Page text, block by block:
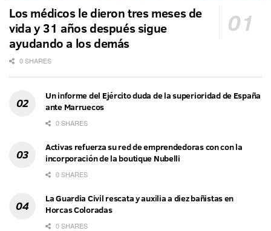
Los médicos le dieron tres meses de
vida y 31 años después sigue
ayudando a los demás
0 SHARES
Un informe del Ejército duda de la superioridad de España
ante Marruecos
0 SHARES
Activas refuerza su red de emprendedoras con con la
incorporación de la boutique Nubelli
0 SHARES
La Guardia Civil rescata y auxilia a diez bañistas en
Horcas Coloradas
0 SHARES